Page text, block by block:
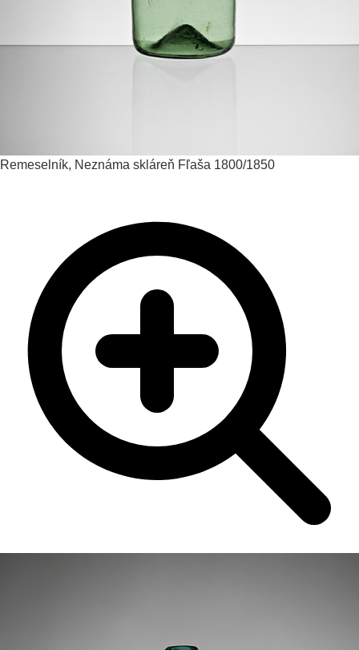
Remeselník, Neznáma skláreň Fľaša 1800/1850